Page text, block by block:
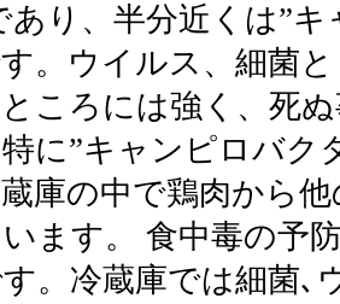
あり、半分近くは”
。ウイルス、細菌
ころには強く、死
に”キャンピロバク
庫の中で鶏肉から
ます。 食中毒の予
。冷蔵庫では細菌､